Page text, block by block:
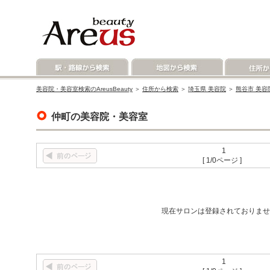
美容院・美容室検索のAreusBeauty ＞ 住所から検索 ＞ 埼玉県 美容院 ＞ 熊谷市 美容
仲町の美容院・美容室
1
[ 1/0ページ ]
現在サロンは登録されておりま
1